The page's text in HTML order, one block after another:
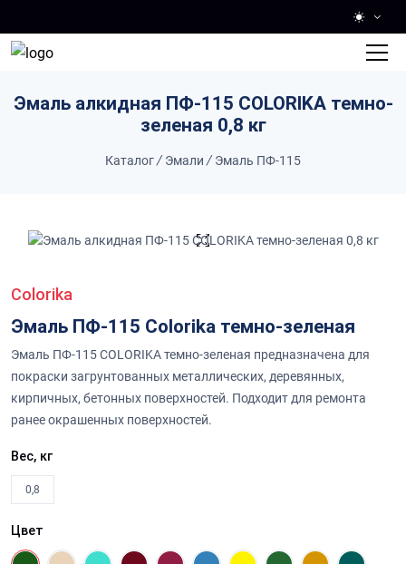
Эмаль алкидная ПФ-115 COLORIKA темно-
зеленая 0,8 кг
Каталог/ Эмали / Эмаль ПФ-115
Colorika
Эмаль ПФ-115 Colorika темно-зеленая
Эмаль ПФ-115 COLORIKA темно-зеленая предназначена для
покраски загрунтованных металлических, деревянных,
кирпичных, бетонных поверхностей. Подходит для ремонта
ранее окрашенных поверхностей.
Вес, кг
0,8
Цвет